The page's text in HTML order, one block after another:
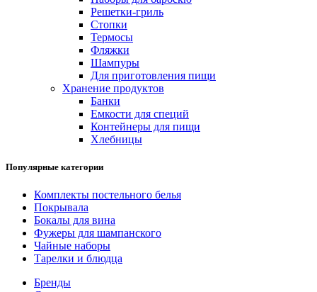
Решетки-гриль
Стопки
Термосы
Фляжки
Шампуры
Для приготовления пищи
Хранение продуктов
Банки
Емкости для специй
Контейнеры для пищи
Хлебницы
Популярные категории
Комплекты постельного белья
Покрывала
Бокалы для вина
Фужеры для шампанского
Чайные наборы
Тарелки и блюдца
Бренды